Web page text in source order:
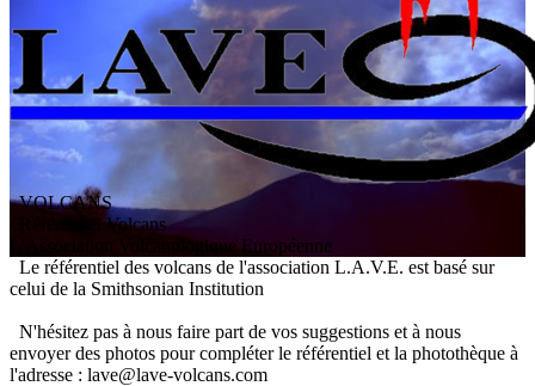
VOLCANS
/ Référentiel Volcans
ssociation V olcanologiqueEuropéenne
Le référentiel des volcans de l'association L.A.V.E. est basé sur
celui de la Smithsonian Institution
N'hésitez pas à nous faire part de vos suggestions et à nous
envoyer des photos pour compléter le référentiel et la photothèque à
l'adresse : lave@lave-volcans.com